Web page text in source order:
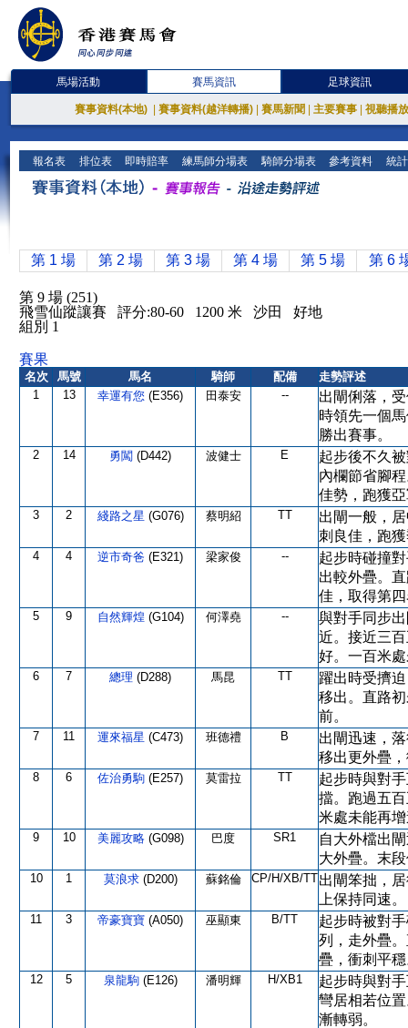
馬場活動 賽馬資訊 足球資訊
賽事資料(本地) 賽事資料(越洋轉播) 賽馬新聞 主要賽事 視聽播
報名表 排位表 即時賠率 練馬師分場表 騎師分場表 參考資料 統
第 1 場 第 2 場 第 3 場 第 4 場 第 5 場 第 6
第 9 場 (251)
飛雪仙蹤讓賽 評分:80-60 1200 米 沙田 好地
組別 1
賽果
名次 馬號 馬名 騎師 配備
走勢評述
1
13 幸運有您 (E356) 田泰安 --
出閘俐落，
時領先一個
勝出賽事。
2 14 勇闖 (D442) 波健士 E
起步後不久
內欄節省腳
佳勢，跑獲
3 2 綫路之星 (G076) 蔡明紹 TT
出閘一般，
刺良佳，跑
4 4 逆市奇爸 (E321) 梁家俊 --
起步時碰撞
出較外疊。
佳，取得第
5 9 自然輝煌 (G104) 何澤堯 --
與對手同步
近。接近三
好。一百米
6 7 總理 (D288) 馬昆 TT
躍出時受擠
移出。直路
前。
7 11 運來福星 (C473) 班德禮 B
出閘迅速，
移出更外疊
8 6 佐治勇駒 (E257) 莫雷拉 TT
起步時與對
擋。跑過五
米處未能再
9 10 美麗攻略 (G098) 巴度 SR1
自大外檔出
大外疊。末
10 1 莫浪求 (D200) 蘇銘倫 CP/H/XB/TT出閘笨拙，
上保持同速。
11 3 帝豪寶寶 (A050) 巫顯東 B/TT
起步時被對
列，走外疊
疊，衝刺平
12 5 泉龍駒 (E126) 潘明輝 H/XB1
起步時與對
彎居相若位
漸轉弱。